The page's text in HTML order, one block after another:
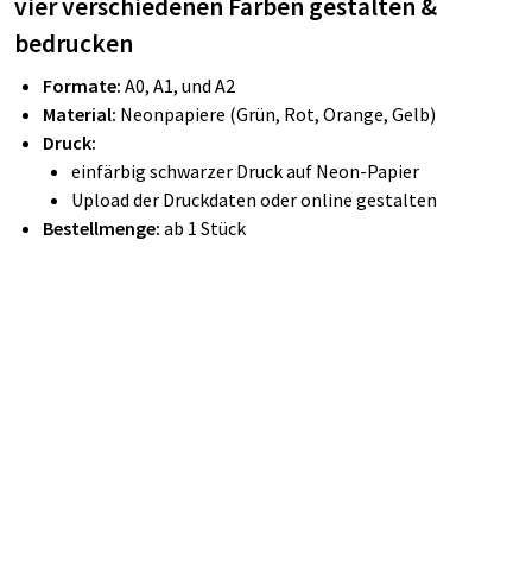
bedrucken
Formate: A0, A1, und A2
Material: Neonpapiere (Grün, Rot, Orange, Gelb)
Druck:
einfärbig schwarzer Druck auf Neon-Papier
Upload der Druckdaten oder online gestalten
Bestellmenge: ab 1 Stück